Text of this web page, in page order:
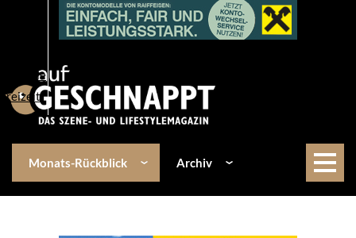
Lifestyle
Freizeit
Monats-Rückblick Archiv